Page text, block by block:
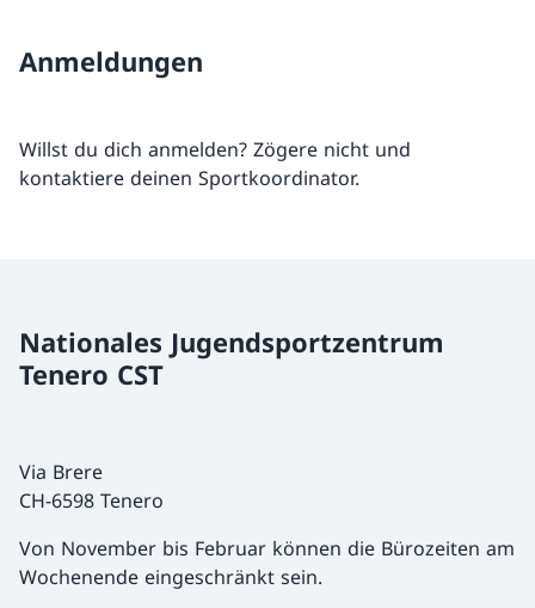
Anmeldungen
Willst du dich anmelden? Zögere nicht und
kontaktiere deinen Sportkoordinator.
Nationales Jugendsportzentrum
Tenero CST
Via Brere
CH-6598 Tenero
Von November bis Februar können die Bürozeiten am
Wochenende eingeschränkt sein.